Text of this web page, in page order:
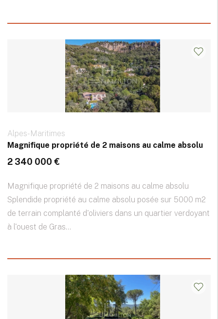
Alpes-Maritimes
Magnifique propriété de 2 maisons au calme absolu
2 340 000 €
Magnifique propriété de 2 maisons au calme absolu
Splendide propriété au calme absolu posée sur 5000 m2
de terrain complanté d'oliviers dans un quartier verdoyant
à l'ouest de Gras...